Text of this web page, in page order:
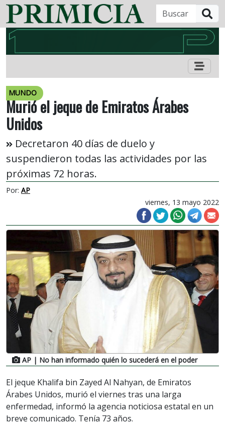
MUNDO
Murió el jeque de Emiratos Árabes
Unidos
Decretaron 40 días de duelo y
suspendieron todas las actividades por las
próximas 72 horas.
Por: AP
viernes, 13 mayo 2022
AP | No han informado quién lo sucederá en el poder
El jeque Khalifa bin Zayed Al Nahyan, de Emiratos
Árabes Unidos, murió el viernes tras una larga
enfermedad, informó la agencia noticiosa estatal en un
breve comunicado. Tenía 73 años.